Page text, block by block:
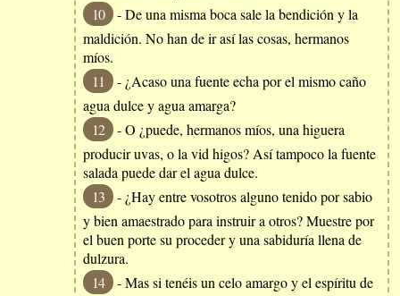
10
- De una misma boca sale la bendición y la
maldición. No han de ir así las cosas, hermanos
míos.
11
- ¿Acaso una fuente echa por el mismo caño
agua dulce y agua amarga?
12
- O ¿puede, hermanos míos, una higuera
producir uvas, o la vid higos? Así tampoco la fuente
salada puede dar el agua dulce.
13
- ¿Hay entre vosotros alguno tenido por sabio
y bien amaestrado para instruir a otros? Muestre por
el buen porte su proceder y una sabiduría llena de
dulzura.
14
- Mas si tenéis un celo amargo y el espíritu de